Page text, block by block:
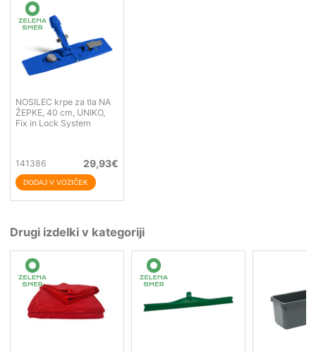
NOSILEC krpe za tla NA
ŽEPKE, 40 cm, UNIKO,
Fix in Lock System
141386 29,93€
Drugi izdelki v kategoriji